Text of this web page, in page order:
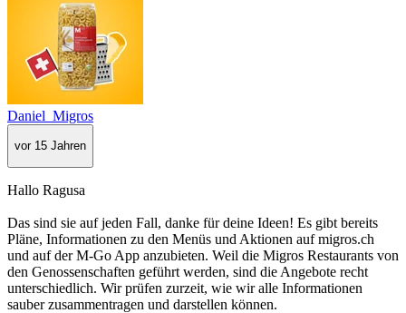
Daniel_Migros
vor 15 Jahren
Hallo Ragusa
Das sind sie auf jeden Fall, danke für deine Ideen! Es gibt bereits
Pläne, Informationen zu den Menüs und Aktionen auf migros.ch
und auf der M-Go App anzubieten. Weil die Migros Restaurants von
den Genossenschaften geführt werden, sind die Angebote recht
unterschiedlich. Wir prüfen zurzeit, wie wir alle Informationen
sauber zusammentragen und darstellen können.